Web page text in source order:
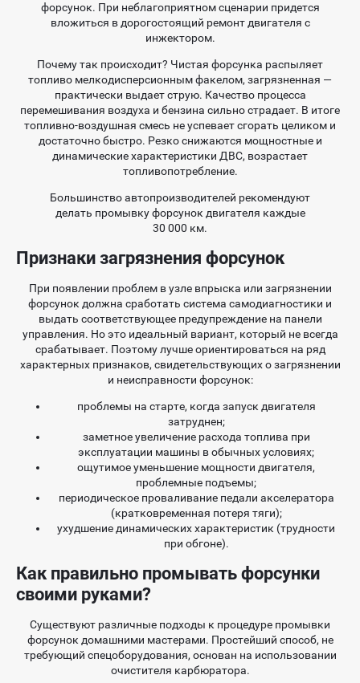
форсунок. При неблагоприятном сценарии придется
вложиться в дорогостоящий ремонт двигателя с
инжектором.
Почему так происходит? Чистая форсунка распыляет
топливо мелкодисперсионным факелом, загрязненная —
практически выдает струю. Качество процесса
перемешивания воздуха и бензина сильно страдает. В итоге
топливно-воздушная смесь не успевает сгорать целиком и
достаточно быстро. Резко снижаются мощностные и
динамические характеристики ДВС, возрастает
топливопотребление.
Большинство автопроизводителей рекомендуют
делать промывку форсунок двигателя каждые
30 000 км.
Признаки загрязнения форсунок
При появлении проблем в узле впрыска или загрязнении
форсунок должна сработать система самодиагностики и
выдать соответствующее предупреждение на панели
управления. Но это идеальный вариант, который не всегда
срабатывает. Поэтому лучше ориентироваться на ряд
характерных признаков, свидетельствующих о загрязнении
и неисправности форсунок:
проблемы на старте, когда запуск двигателя
затруднен;
заметное увеличение расхода топлива при
эксплуатации машины в обычных условиях;
ощутимое уменьшение мощности двигателя,
проблемные подъемы;
периодическое проваливание педали акселератора
(кратковременная потеря тяги);
ухудшение динамических характеристик (трудности
при обгоне).
Как правильно промывать форсунки
своими руками?
Существуют различные подходы к процедуре промывки
форсунок домашними мастерами. Простейший способ, не
требующий спецоборудования, основан на использовании
очистителя карбюратора.